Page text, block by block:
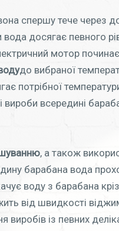
спершу тече через
досягає певного
мотор
до вибраної
потрібної
вироби всередині
, а також
барабана вода
воду з барабана
від швидкості
із певних